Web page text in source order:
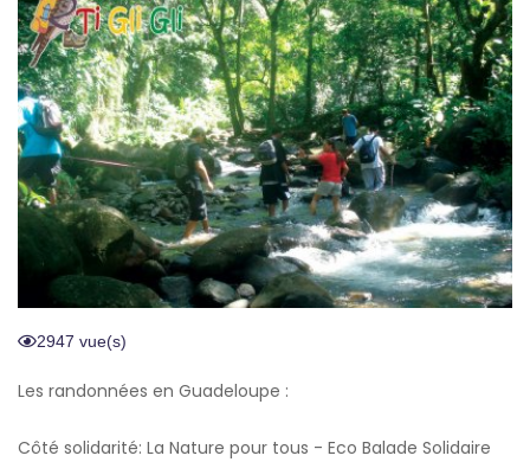
2947 vue(s)
Les randonnées en Guadeloupe :
Côté solidarité: La Nature pour tous - Eco Balade Solidaire